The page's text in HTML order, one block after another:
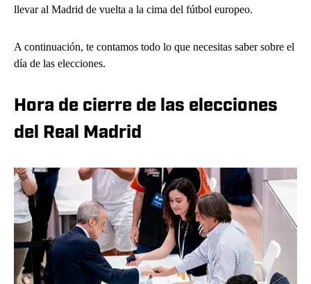
llevar al Madrid de vuelta a la cima del fútbol europeo.
A continuación, te contamos todo lo que necesitas saber sobre el
día de las elecciones.
Hora de cierre de las elecciones
del Real Madrid